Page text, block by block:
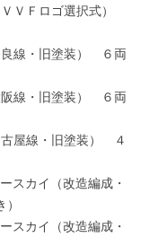
ＶＦロゴ選択式）
良線・旧塗装） ６両
阪線・旧塗装） ６両
屋線・旧塗装） ４
スカイ（改造編成・
）
スカイ（改造編成・